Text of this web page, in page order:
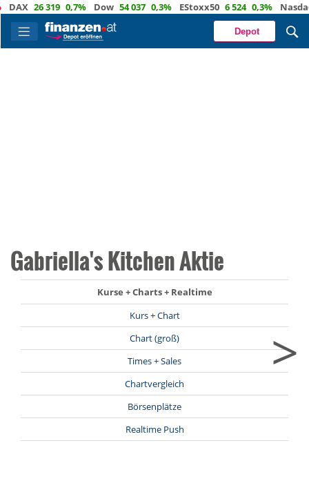
26 319 0,7% Dow 54 037 0,3% EStoxx50 6 524 0,3% Nasdaq
Depot
Gabriella's Kitchen Aktie
Kurse + Charts + Realtime
Kurs + Chart
Chart (groß)
Times + Sales
Chartvergleich
Börsenplätze
Realtime Push
>